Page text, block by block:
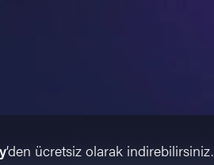
’den ücretsiz olarak indirebilirsiniz.